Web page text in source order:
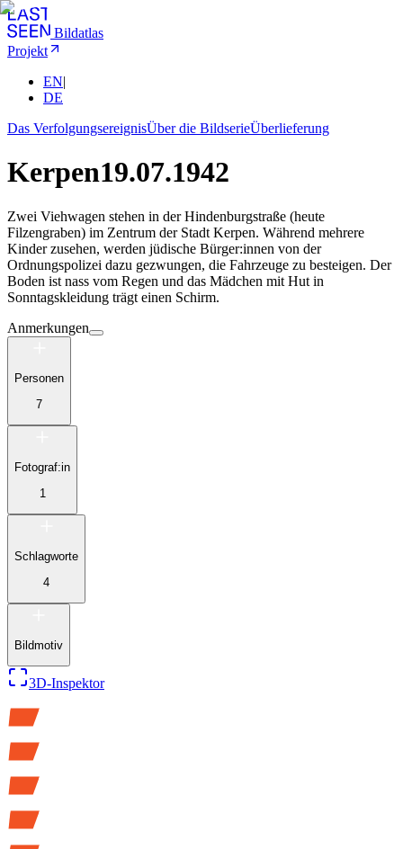
Bildatlas
Projekt
EN|
DE
Das VerfolgungsereignisÜber die BildserieÜberlieferung
Kerpen19.07.1942
Zwei Viehwagen stehen in der Hindenburgstraße (heute
Filzengraben) im Zentrum der Stadt Kerpen. Während mehrere
Kinder zusehen, werden jüdische Bürger:innen von der
Ordnungspolizei dazu gezwungen, die Fahrzeuge zu besteigen. Der
Boden ist nass vom Regen und das Mädchen mit Hut in
Sonntagskleidung trägt einen Schirm.
Anmerkungen
Personen
7
Fotograf:in
1
Schlagworte
4
Bildmotiv
3D-Inspektor